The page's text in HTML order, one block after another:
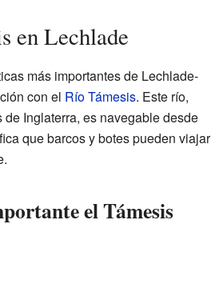
en Lechlade
más importantes de Lechlade-
con el Río Támesis. Este río,
de Inglaterra, es navegable desde
que barcos y botes pueden viajar
el Támesis